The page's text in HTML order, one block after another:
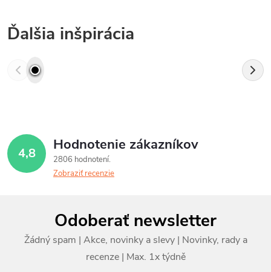
Ďalšia inšpirácia
4,8 Hodnotenie zákazníkov
2806 hodnotení
Zobraziť recenzie
Odoberať newsletter